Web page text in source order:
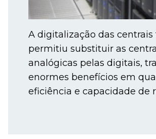
A digitalização das centrais
permitiu substituir as
analógicas pelas digitais,
enormes benefícios em
eficiência e capacidade de